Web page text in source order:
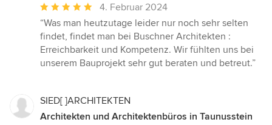
Durchschnittliche
Bewertung:
5
von
5
4. Februar 2024
“Was man heutzutage leider nur noch sehr selten
findet, findet man bei Buschner Architekten :
Erreichbarkeit und Kompetenz. Wir fühlten uns bei
unserem Bauprojekt sehr gut beraten und betreut.”
SIED[ ]ARCHITEKTEN
Architekten und Architektenbüros in Taunusstein